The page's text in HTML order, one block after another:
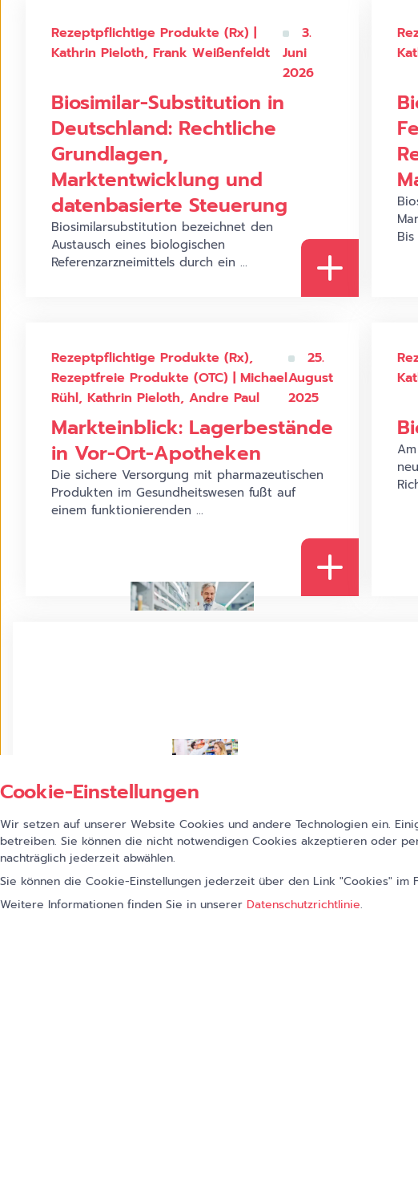
Rezeptpflichtige Produkte (Rx) |
Kathrin Pieloth, Frank Weißenfeldt
3.
Juni
2026
Biosimilar-Substitution in
Deutschland: Rechtliche
Grundlagen,
Marktentwicklung und
datenbasierte Steuerung
Biosimilarsubstitution bezeichnet den
Austausch eines biologischen
Referenzarzneimittels durch ein ...
Pharmacy Cube CI
Rezeptpflichtige Produkte (Rx),
Rezeptfreie Produkte (OTC) | Michael
Rühl, Kathrin Pieloth, Andre Paul
25.
August
2025
Markteinblick: Lagerbestände
in Vor-Ort-Apotheken
Die sichere Versorgung mit pharmazeutischen
Produkten im Gesundheitswesen fußt auf
einem funktionierenden ...
Apotheke
Cookie-Einstellungen
Wir setzen auf unserer Website Cookies und andere Technologien ein.
betreiben. Sie können die nicht notwendigen Cookies akzeptieren oder
nachträglich jederzeit abwählen.
Sie können die Cookie-Einstellungen jederzeit über den Link "Cookies" im
Weitere Informationen finden Sie in unserer Datenschutzrichtlinie.